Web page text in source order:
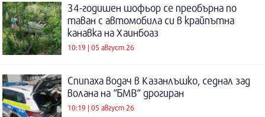
34-годишен шофьор се преобърна по
таван с автомобила си в крайпътна
канавка на Хаинбоаз
10:19 | 05 август 26
Спипаха водач в Казанлъшко, седнал зад
волана на “БМВ“ дрогиран
10:19 | 05 август 26